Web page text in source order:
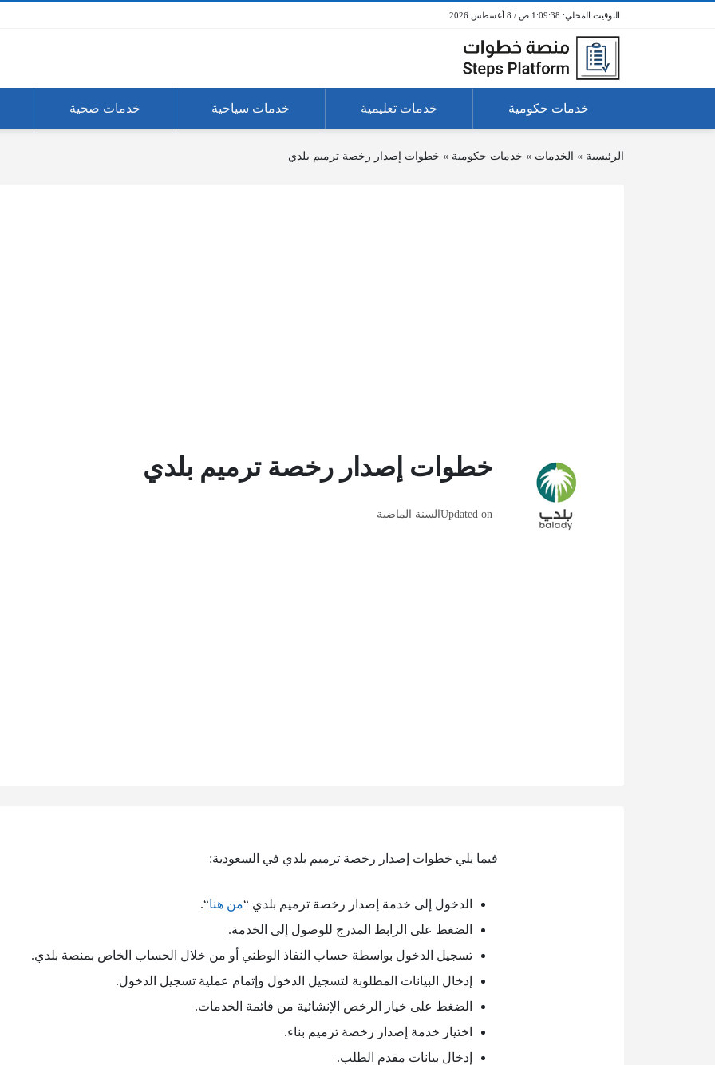
1:09:39 ص / 8 أغسطس 2026
خدمات حكومية خدمات تعليمية خدمات سياحية خدمات صحية
الرئيسية » الخدمات » خدمات حكومية » خطوات إصدار رخصة ترميم بلدي
خطوات إصدار رخصة ترميم بلدي
Updated onالسنة الماضية
فيما يلي خطوات إصدار رخصة ترميم بلدي في السعودية:
الدخول إلى خدمة إصدار رخصة ترميم بلدي “من هنا“.
الضغط على الرابط المدرج للوصول إلى الخدمة.
تسجيل الدخول بواسطة حساب النفاذ الوطني أو من خلال الحساب الخاص بمنصة بلدي.
إدخال البيانات المطلوبة لتسجيل الدخول وإتمام عملية تسجيل الدخول.
الضغط على خيار الرخص الإنشائية من قائمة الخدمات.
اختيار خدمة إصدار رخصة ترميم بناء.
إدخال بيانات مقدم الطلب.